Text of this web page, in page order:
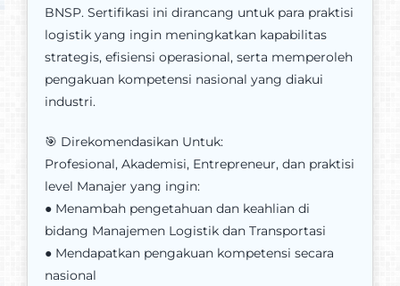
BNSP. Sertifikasi ini dirancang untuk para praktisi
logistik yang ingin meningkatkan kapabilitas
strategis, efisiensi operasional, serta memperoleh
pengakuan kompetensi nasional yang diakui
industri.
🎯 Direkomendasikan Untuk:
Profesional, Akademisi, Entrepreneur, dan praktisi
level Manajer yang ingin:
● Menambah pengetahuan dan keahlian di
bidang Manajemen Logistik dan Transportasi
● Mendapatkan pengakuan kompetensi secara
nasional